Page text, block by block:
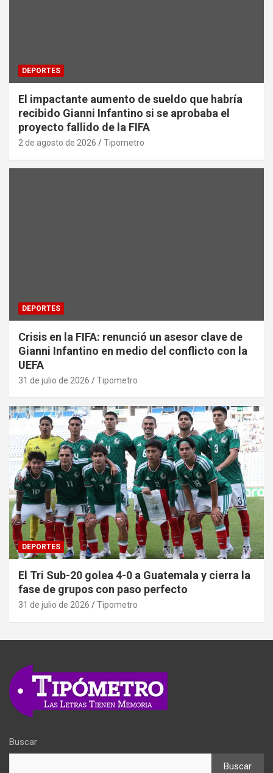
DEPORTES
El impactante aumento de sueldo que habría
recibido Gianni Infantino si se aprobaba el
proyecto fallido de la FIFA
2 de agosto de 2026 Tipometro
DEPORTES
Crisis en la FIFA: renunció un asesor clave de
Gianni Infantino en medio del conflicto con la
UEFA
31 de julio de 2026 Tipometro
DEPORTES
El Tri Sub-20 golea 4-0 a Guatemala y cierra la
fase de grupos con paso perfecto
31 de julio de 2026 Tipometro
Buscar
Buscar